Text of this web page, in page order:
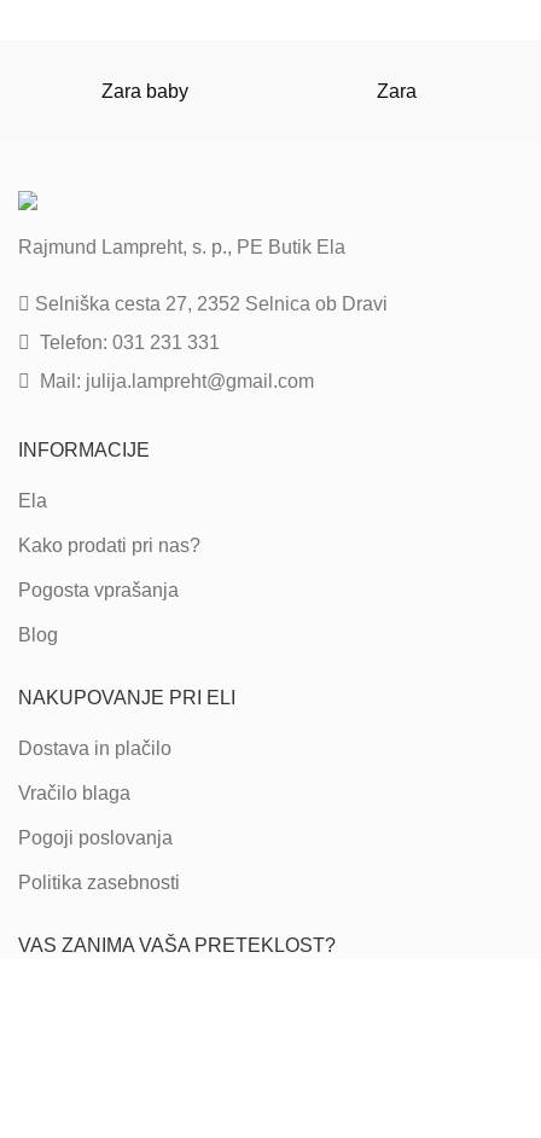
Zara baby Zara
Rajmund Lampreht, s. p., PE Butik Ela
Selniška cesta 27, 2352 Selnica ob Dravi
Telefon: 031 231 331
Mail: julija.lampreht@gmail.com
INFORMACIJE
Ela
Kako prodati pri nas?
Pogosta vprašanja
Blog
NAKUPOVANJE PRI ELI
Dostava in plačilo
Vračilo blaga
Pogoji poslovanja
Politika zasebnosti
VAS ZANIMA VAŠA PRETEKLOST?